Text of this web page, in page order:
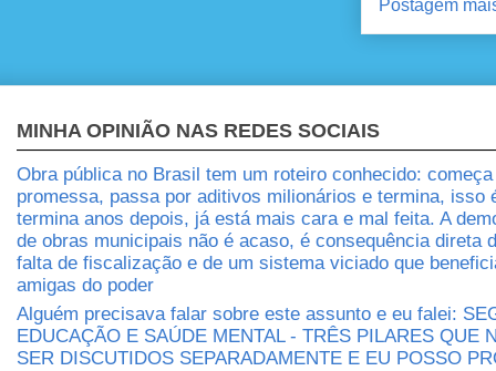
Postagem
MINHA OPINIÃO NAS REDES SOCIAIS
Obra pública no Brasil tem um roteiro conhecido:
promessa, passa por aditivos milionários e termina, isso
termina anos depois, já está mais cara e mal feita. A
de obras municipais não é acaso, é consequência direta
falta de fiscalização e de um sistema viciado que
amigas do poder
Alguém precisava falar sobre este assunto e eu falei:
EDUCAÇÃO E SAÚDE MENTAL - TRÊS PILARES QUE
SER DISCUTIDOS SEPARADAMENTE E EU POSSO